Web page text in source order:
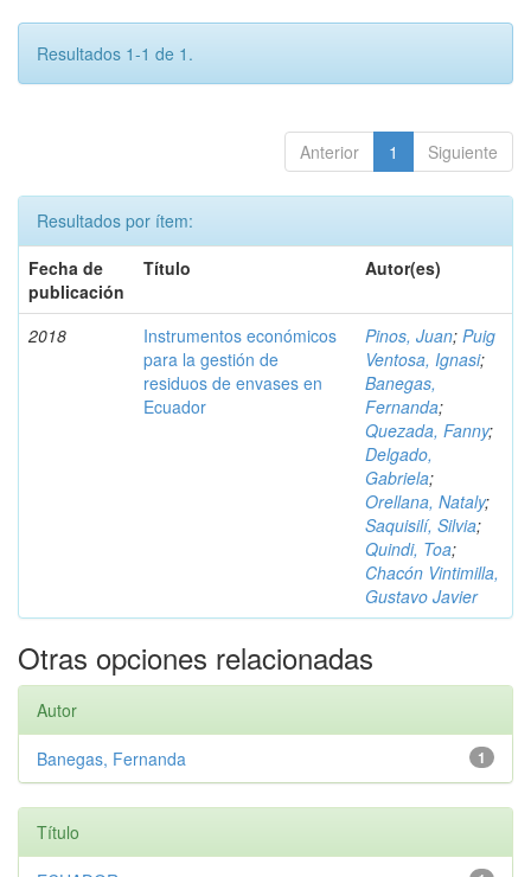
Resultados 1-1 de 1.
Anterior 1 Siguiente
Resultados por ítem:
Fecha de
publicación
Título Autor(es)
2018
Instrumentos económicos
para la gestión de
residuos de envases en
Ecuador
Pinos, Juan; Puig
Ventosa, Ignasi;
Banegas,
Fernanda;
Quezada, Fanny;
Delgado,
Gabriela;
Orellana, Nataly;
Saquisilí, Silvia;
Quindi, Toa;
Chacón Vintimilla,
Gustavo Javier
Otras opciones relacionadas
Autor
1
Banegas, Fernanda
Título